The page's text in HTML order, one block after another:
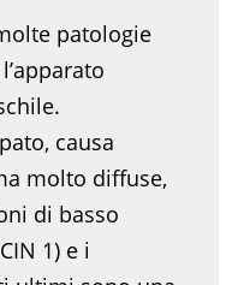
patologie
causa
molto diffuse,
di basso
1) e i